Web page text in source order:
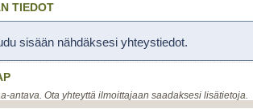
TIEDOT
sisään nähdäksesi yhteystiedot.
antava. Ota yhteyttä ilmoittajaan saadaksesi lisätietoja.